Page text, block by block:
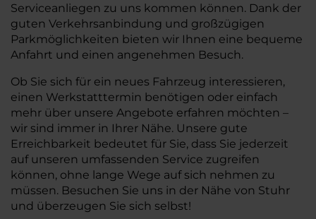
Serviceanliegen zu uns kommen können. Dank der
guten Verkehrsanbindung und großzügigen
Parkmöglichkeiten bieten wir Ihnen eine bequeme
Anfahrt und einen angenehmen Besuch.
Ob Sie sich für ein neues Fahrzeug interessieren,
einen Werkstatttermin benötigen oder einfach
mehr über unsere Angebote erfahren möchten –
wir sind immer in Ihrer Nähe. Unsere gute
Erreichbarkeit bedeutet für Sie, dass Sie jederzeit
auf unseren umfassenden Service zugreifen
können, ohne lange Wege auf sich nehmen zu
müssen. Besuchen Sie uns in der Nähe von Stuhr
und überzeugen Sie sich selbst!